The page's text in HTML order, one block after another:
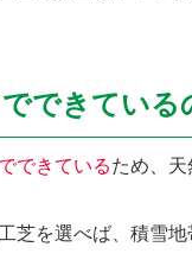
できている
できているため、
芝を選べば、積雪地